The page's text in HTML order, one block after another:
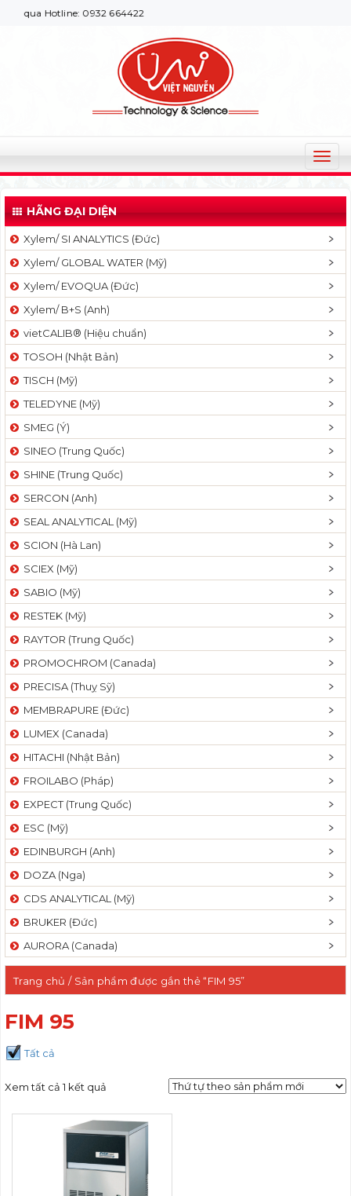
Hotline: 0932 664422
T
o
g
l
v
a
t
n
HÃNG ĐẠI DIỆN
Xylem/ SI ANALYTICS (Đức)
Xylem/ GLOBAL WATER (Mỹ)
Xylem/ EVOQUA (Đức)
Xylem/ B+S (Anh)
vietCALIB® (Hiệu chuẩn)
TOSOH (Nhật Bản)
TISCH (Mỹ)
TELEDYNE (Mỹ)
SMEG (Ý)
SINEO (Trung Quốc)
SHINE (Trung Quốc)
SERCON (Anh)
SEAL ANALYTICAL (Mỹ)
SCION (Hà Lan)
SCIEX (Mỹ)
SABIO (Mỹ)
RESTEK (Mỹ)
RAYTOR (Trung Quốc)
PROMOCHROM (Canada)
PRECISA (Thuỵ Sỹ)
MEMBRAPURE (Đức)
LUMEX (Canada)
HITACHI (Nhật Bản)
FROILABO (Pháp)
EXPECT (Trung Quốc)
ESC (Mỹ)
EDINBURGH (Anh)
DOZA (Nga)
CDS ANALYTICAL (Mỹ)
BRUKER (Đức)
AURORA (Canada)
Trang chủ / Sản phẩm được gắn thẻ “FIM 95”
FIM 95
Tất cả
Xem tất cả 1 kết quả